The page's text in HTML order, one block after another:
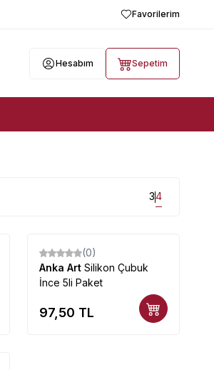
Favorilerim
Hesabım Sepetim
34
(0)
Anka Art Silikon Çubuk
İnce 5li Paket
97,50 TL